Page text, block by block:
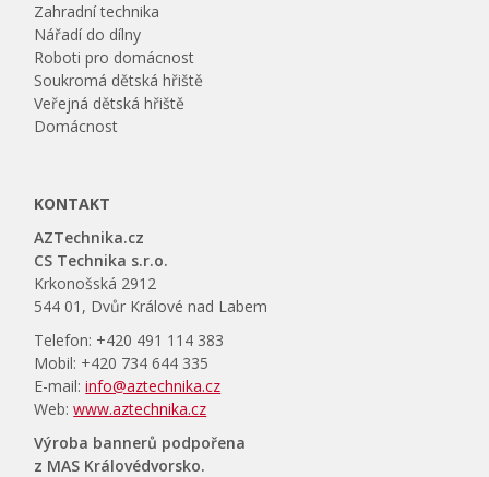
Zahradní technika
Nářadí do dílny
Roboti pro domácnost
Soukromá dětská hřiště
Veřejná dětská hřiště
Domácnost
KONTAKT
AZTechnika.cz
CS Technika s.r.o.
Krkonošská 2912
544 01, Dvůr Králové nad Labem
Telefon: +420 491 114 383
Mobil: +420 734 644 335
E-mail:info@aztechnika.cz
Web:www.aztechnika.cz
Výroba bannerů podpořena
z MAS Královédvorsko.